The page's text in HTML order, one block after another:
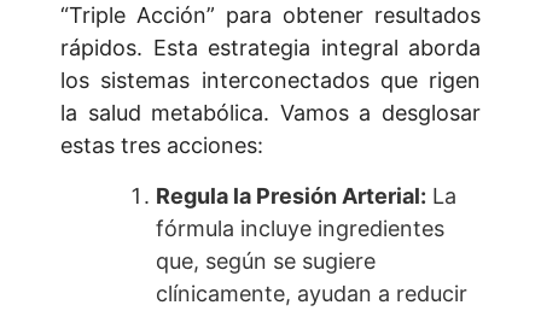
“Triple Acción” para obtener resultados
rápidos. Esta estrategia integral aborda
los sistemas interconectados que rigen
la salud metabólica. Vamos a desglosar
estas tres acciones:
Regula la Presión Arterial: La
fórmula incluye ingredientes
que, según se sugiere
clínicamente, ayudan a reducir